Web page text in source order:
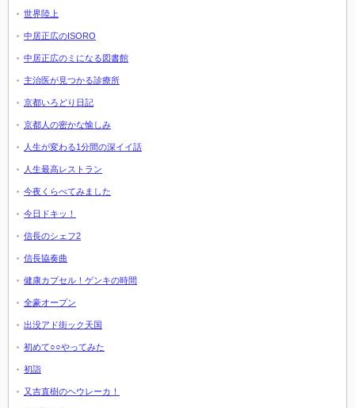
世界陸上
中居正広のISORO
中居正広のミになる図書館
主治医が見つかる診療所
京都いろどり日記
京都人の密かな愉しみ
人生が変わる1分間の深イイ話
人生最高レストラン
今夜くらべてみました
今日ドキッ！
信長のシェフ2
信長協奏曲
健康カプセル！ゲンキの時間
全豪オープン
出没アド街ック天国
初めて○○やってみた
初詣
又吉直樹のヘウレーカ！